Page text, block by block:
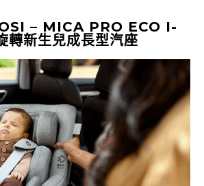
– MICA PRO ECO I-
新生兒成長型汽座